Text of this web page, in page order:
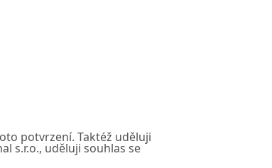
potvrzení. Taktéž uděluji
s.r.o., uděluji souhlas se